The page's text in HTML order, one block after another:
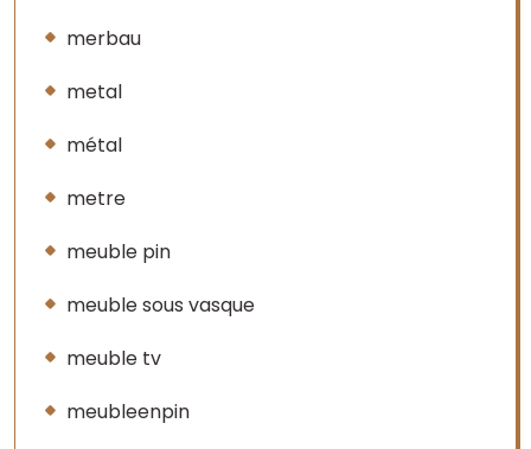
merbau
metal
métal
metre
meuble pin
meuble sous vasque
meuble tv
meubleenpin